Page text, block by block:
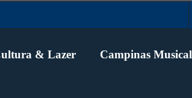
& Lazer Campinas Musical